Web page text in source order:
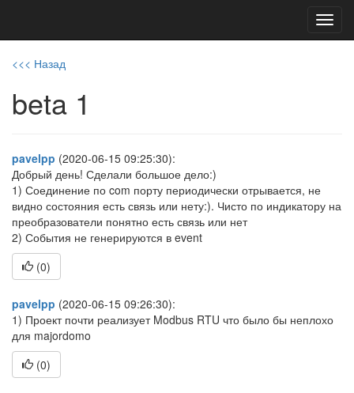
<<< Назад
beta 1
pavelpp (2020-06-15 09:25:30):
Добрый день! Сделали большое дело:)
1) Соединение по com порту периодически отрывается, не
видно состояния есть связь или нету:). Чисто по индикатору на
преобразователи понятно есть связь или нет
2) События не генерируются в event
(0)
pavelpp (2020-06-15 09:26:30):
1) Проект почти реализует Modbus RTU что было бы неплохо
для majordomo
(0)